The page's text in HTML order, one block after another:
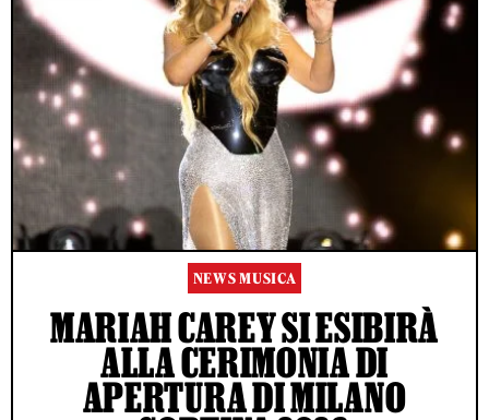
NEWS MUSICA
MARIAH CAREY SI ESIBIRÀ
ALLA CERIMONIA DI
APERTURA DI MILANO